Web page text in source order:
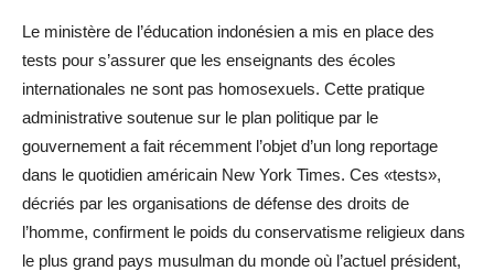
Le ministère de l’éducation indonésien a mis en place des
tests pour s’assurer que les enseignants des écoles
internationales ne sont pas homosexuels. Cette pratique
administrative soutenue sur le plan politique par le
gouvernement a fait récemment l’objet d’un long reportage
dans le quotidien américain New York Times. Ces «tests»,
décriés par les organisations de défense des droits de
l’homme, confirment le poids du conservatisme religieux dans
le plus grand pays musulman du monde où l’actuel président,